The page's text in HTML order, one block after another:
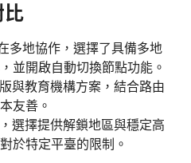
比
多地協作，選擇了具備多地
並開啟自動切換節點功能。
與教育機構方案，結合路由
友善。
選擇提供解鎖地區與穩定高
於特定平臺的限制。